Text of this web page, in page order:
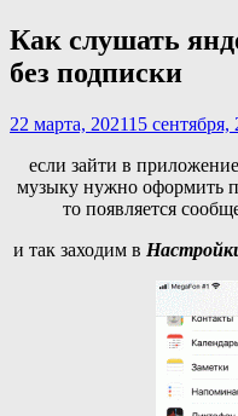
Как слушать
без подписки
22 марта, 202115 сентября,
если зайти в
музыку нужно оформить
то появляется
и так заходим в